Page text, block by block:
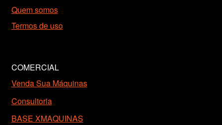
Quem somos
Termos de uso
COMERCIAL
Venda Sua Máquinas
Consultoria
BASE XMAQUINAS